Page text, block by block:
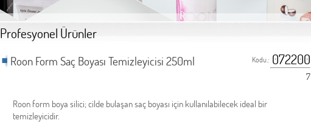
Profesyonel Ürünler
Roon Form Saç Boyası Temizleyicisi 250ml Kodu.: 072200
7
Roon form boya silici; cilde bulaşan saç boyası için kullanılabilecek ideal bir
temizleyicidir.